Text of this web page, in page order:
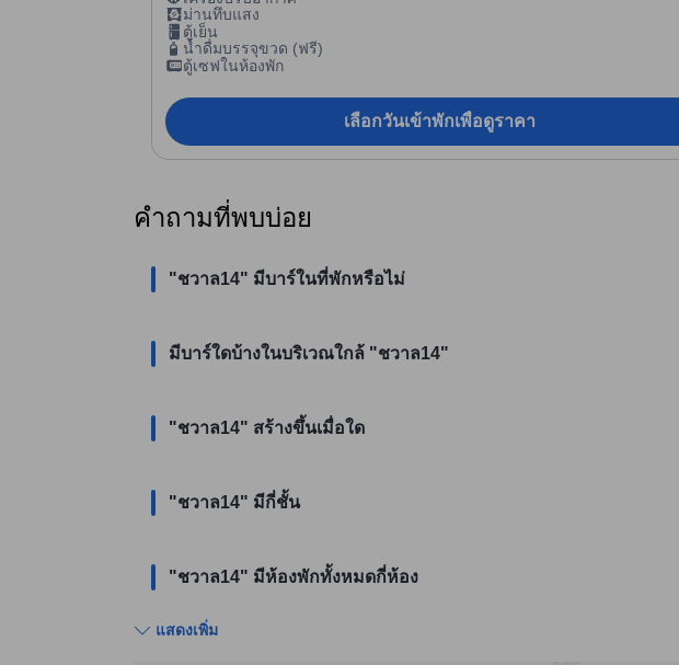
ม่านทึบแสง
ตู้เย็น
น้ำดื่มบรรจุขวด (ฟรี)
ตู้เซฟในห้องพัก
เลือกวันเข้าพักเพื่อดูราคา
คำถามที่พบบ่อย
"ชวาล14" มีบาร์ในที่พักหรือไม่
มีบาร์ใดบ้างในบริเวณใกล้ "ชวาล14"
"ชวาล14" สร้างขึ้นเมื่อใด
"ชวาล14" มีกี่ชั้น
"ชวาล14" มีห้องพักทั้งหมดกี่ห้อง
แสดงเพิ่ม